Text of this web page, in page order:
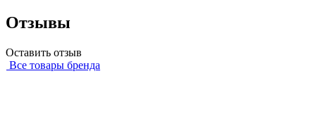
Отзывы
Оставить отзыв
Все товары бренда